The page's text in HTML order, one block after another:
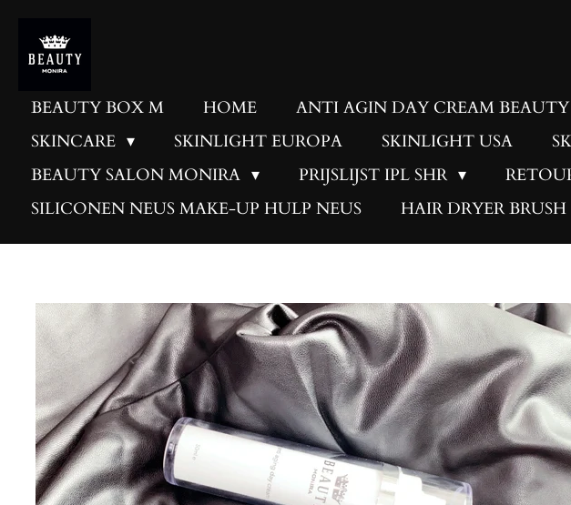
main
BEAUTY BOX M HOME ANTI AGIN DAY CREAM
SKINCARE
SKINLIGHT EUROPA SKINLIGHT USA
BEAUTY SALON MONIRA
PRIJSLIJST IPL SHR
SILICONEN NEUS MAKE-UP HULP NEUS
HAIR DRYER BRUSH